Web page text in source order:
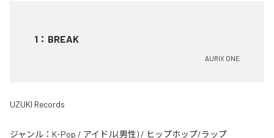
1 ： BREAK
AURIX ONE
UZUKI Records
ジャンル： K-Pop / アイドル(男性) / ヒップホップ/ラップ